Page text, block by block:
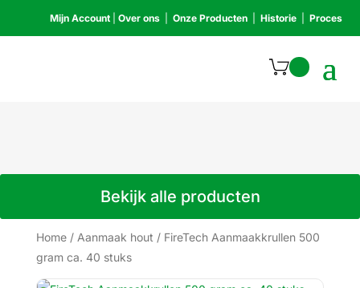
Mijn Account| Over ons| Onze Producten| Historie| Proces
Bekijk alle producten
Home/ Aanmaak hout / FireTech Aanmaakkrullen 500
gram ca. 40 stuks